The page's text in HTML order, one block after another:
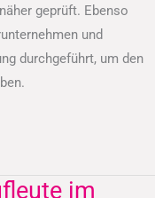
geprüft. Ebenso
und
durchgeführt, um den
im